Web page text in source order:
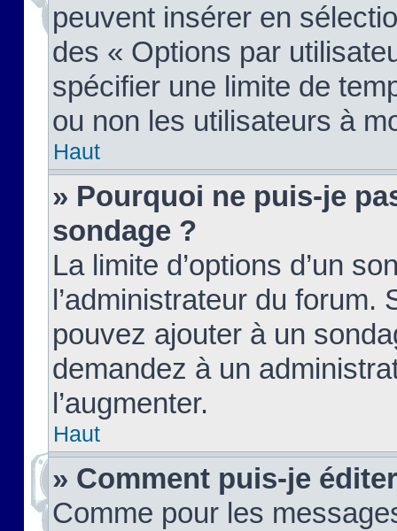
peuvent insérer en
des « Options par
spécifier une limite de
ou non les utilisateurs à
Haut
» Pourquoi ne puis-je
sondage ?
La limite d’options d’un
l’administrateur du forum.
pouvez ajouter à un
demandez à un
l’augmenter.
Haut
» Comment puis-je
Comme pour les